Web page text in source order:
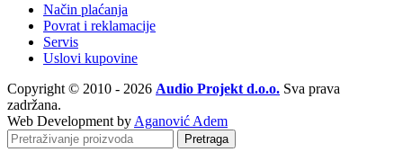
Način plaćanja
Povrat i reklamacije
Servis
Uslovi kupovine
Copyright © 2010 - 2026 Audio Projekt d.o.o. Sva prava
zadržana.
Web Development by Aganović Adem
Pretraga